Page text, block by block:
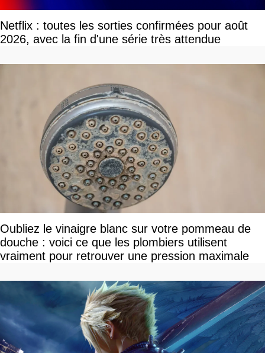
Netflix : toutes les sorties confirmées pour août
2026, avec la fin d'une série très attendue
Oubliez le vinaigre blanc sur votre pommeau de
douche : voici ce que les plombiers utilisent
vraiment pour retrouver une pression maximale